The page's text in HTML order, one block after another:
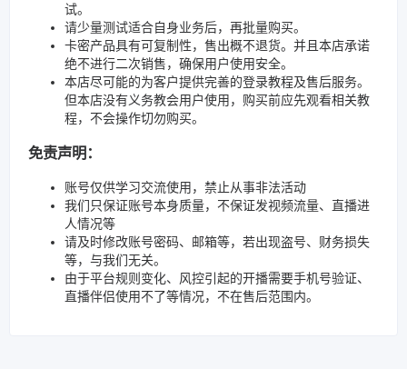
试。
请少量测试适合自身业务后，再批量购买。
卡密产品具有可复制性，售出概不退货。并且本店承诺
绝不进行二次销售，确保用户使用安全。
本店尽可能的为客户提供完善的登录教程及售后服务。
但本店没有义务教会用户使用，购买前应先观看相关教
程，不会操作切勿购买。
免责声明：
账号仅供学习交流使用，禁止从事非法活动
我们只保证账号本身质量，不保证发视频流量、直播进
人情况等
请及时修改账号密码、邮箱等，若出现盗号、财务损失
等，与我们无关。
由于平台规则变化、风控引起的开播需要手机号验证、
直播伴侣使用不了等情况，不在售后范围内。